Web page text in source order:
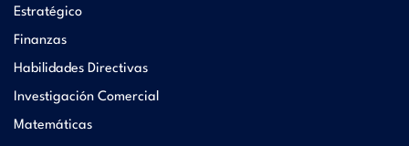
Estratégico
Finanzas
Habilidades Directivas
Investigación Comercial
Matemáticas